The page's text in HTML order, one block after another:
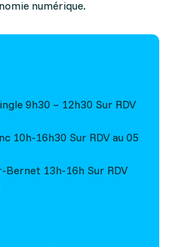
numérique.
9h30 – 12h30 Sur RDV
10h-16h30 Sur RDV au 05
Bernet 13h-16h Sur RDV